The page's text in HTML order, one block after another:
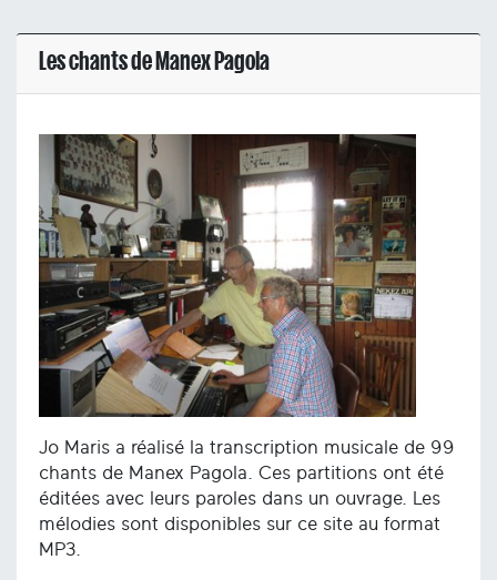
Les chants de Manex Pagola
Jo Maris a réalisé la transcription musicale de 99
chants de Manex Pagola. Ces partitions ont été
éditées avec leurs paroles dans un ouvrage. Les
mélodies sont disponibles sur ce site au format
MP3.